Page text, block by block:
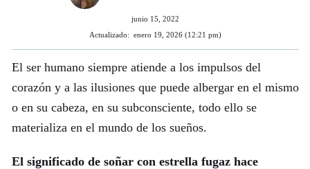
junio 15, 2022
Actualizado: enero 19, 2026 (12:21 pm)
El ser humano siempre atiende a los impulsos del
corazón y a las ilusiones que puede albergar en el mismo
o en su cabeza, en su subconsciente, todo ello se
materializa en el mundo de los sueños.
El significado de soñar con estrella fugaz hace